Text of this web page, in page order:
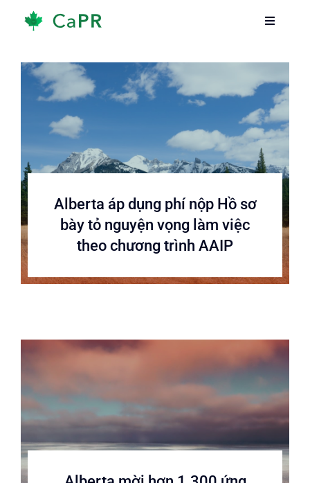
Toggle
Dịch vụ
Về chúng tôi
Thông tin
Hướng dẫn
Toggle
Dịch vụ
Về chúng tôi
Thông tin
Hướng dẫn
Alberta áp dụng phí nộp Hồ sơ
bày tỏ nguyện vọng làm việc
theo chương trình AAIP